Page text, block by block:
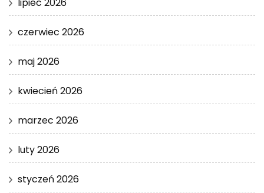
czerwiec 2026
maj 2026
kwiecień 2026
marzec 2026
luty 2026
styczeń 2026